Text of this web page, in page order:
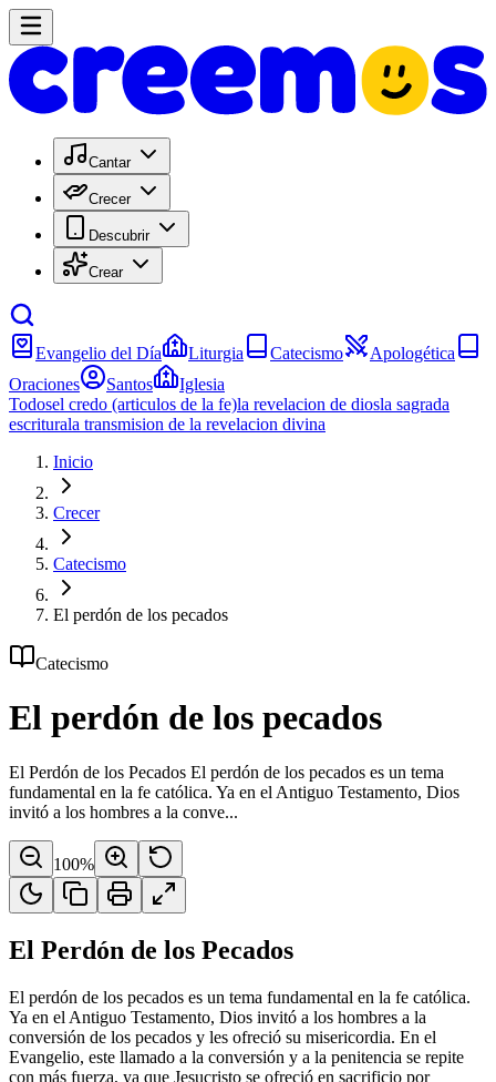
Cantar
Crecer
Descubrir
Crear
Evangelio del Día Liturgia Catecismo
Apologética
Oraciones
Santos
Iglesia
Todosel credo (articulos de la fe)la revelacion de diosla sagrada
escriturala transmision de la revelacion divina
Inicio
Crecer
Catecismo
El perdón de los pecados
Catecismo
El perdón de los pecados
El Perdón de los Pecados El perdón de los pecados es un tema
fundamental en la fe católica. Ya en el Antiguo Testamento, Dios
invitó a los hombres a la conve...
100%
El Perdón de los Pecados
El perdón de los pecados es un tema fundamental en la fe católica.
Ya en el Antiguo Testamento, Dios invitó a los hombres a la
conversión de los pecados y les ofreció su misericordia. En el
Evangelio, este llamado a la conversión y a la penitencia se repite
con más fuerza, ya que Jesucristo se ofreció en sacrificio por